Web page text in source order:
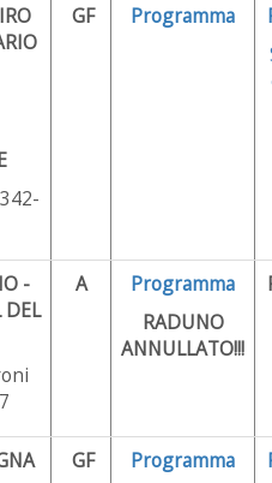
GF Programma
-
DEL
A
Programma
RADUNO
ANNULLATO!!!
GF Programma